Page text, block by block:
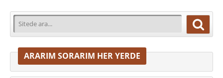
ARARIM SORARIM HER YERDE